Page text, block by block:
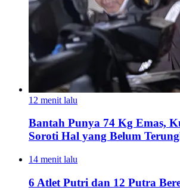
12 menit lalu
Bantah Punya 74 Kg Emas,
Soroti Hal yang Belum
14 menit lalu
6 Atlet Putri dan 12 Putra